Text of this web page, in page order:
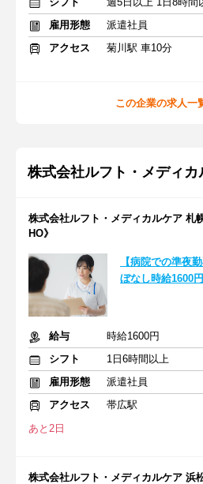
雇用形態
派遣社員
アクセス
菊川駅 車10分
この企業の求人一
株式会社ルフト・メディカ
株式会社ルフト・メディカルケア 札
HO》
【病院での準夜
ぼなし時給1600
給与
時給1600円
シフト
1日6時間以上
雇用形態
派遣社員
アクセス
帯広駅
あと2日
株式会社ルフト・メディカルケア 浜